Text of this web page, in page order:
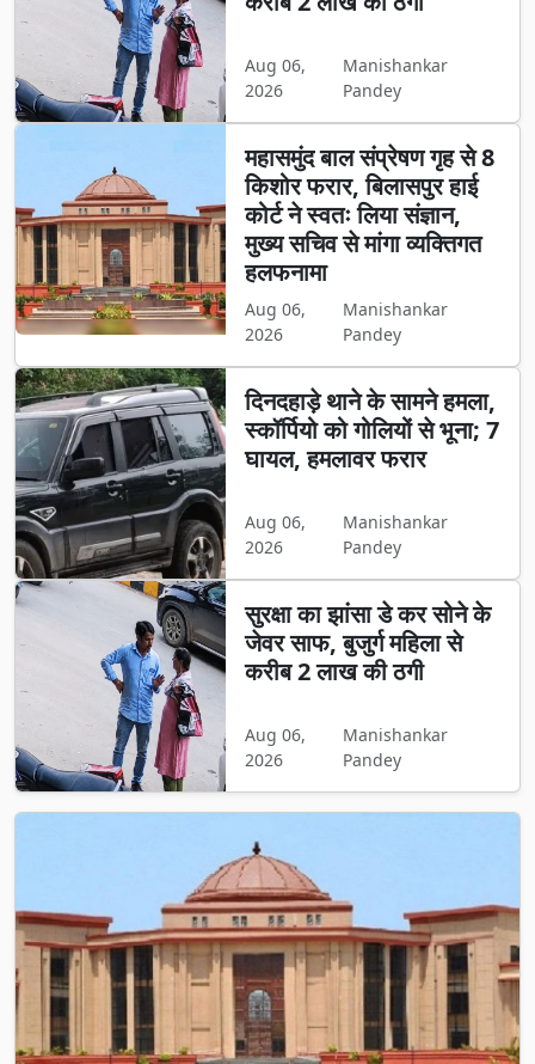
Aug 06,
2026
Manishankar
Pandey
महासमुंद बाल संप्रेषण गृह से 8
किशोर फरार, बिलासपुर हाई
कोर्ट ने स्वतः लिया संज्ञान,
मुख्य सचिव से मांगा व्यक्तिगत
हलफनामा
Aug 06,
2026
Manishankar
Pandey
दिनदहाड़े थाने के सामने हमला,
स्कॉर्पियो को गोलियों से भूना; 7
घायल, हमलावर फरार
Aug 06,
2026
Manishankar
Pandey
सुरक्षा का झांसा डे कर सोने के
जेवर साफ, बुजुर्ग महिला से
करीब 2 लाख की ठगी
Aug 06,
2026
Manishankar
Pandey